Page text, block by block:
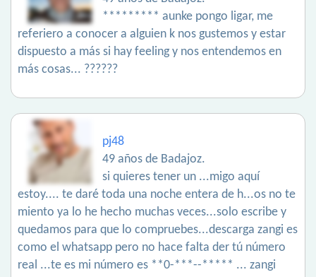
********* aunke pongo ligar, me
referiero a conocer a alguien k nos gustemos y estar
dispuesto a más si hay feeling y nos entendemos en
más cosas... ??????
pj48
49 años de Badajoz.
si quieres tener un ...migo aquí
estoy.... te daré toda una noche entera de h...os no te
miento ya lo he hecho muchas veces...solo escribe y
quedamos para que lo compruebes...descarga zangi es
como el whatsapp pero no hace falta der tú número
real ...te es mi número es **0-***--***** ... zangi